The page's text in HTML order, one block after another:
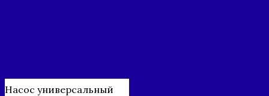
Насос универсальный